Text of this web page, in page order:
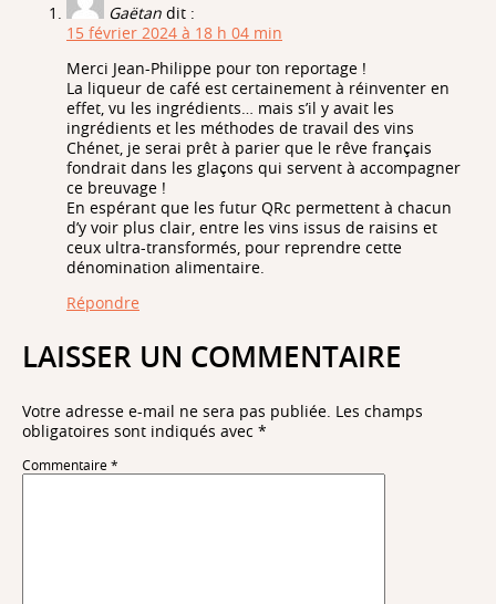
Gaëtan dit :
15 février 2024 à 18 h 04 min
Merci Jean-Philippe pour ton reportage !
La liqueur de café est certainement à réinventer en
effet, vu les ingrédients… mais s’il y avait les
ingrédients et les méthodes de travail des vins
Chénet, je serai prêt à parier que le rêve français
fondrait dans les glaçons qui servent à accompagner
ce breuvage !
En espérant que les futur QRc permettent à chacun
d’y voir plus clair, entre les vins issus de raisins et
ceux ultra-transformés, pour reprendre cette
dénomination alimentaire.
Répondre
LAISSER UN COMMENTAIRE
Votre adresse e-mail ne sera pas publiée. Les champs
obligatoires sont indiqués avec *
Commentaire *